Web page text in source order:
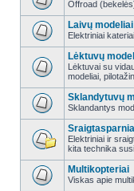
Offroad
Laivų modeliai
Elektriniai
Lėktuvų
Lėktuvai su
modeliai,
Sklandytuvų
Sklandantys
Elektriniai ir
kita technika
Multikopteriai
Viskas apie